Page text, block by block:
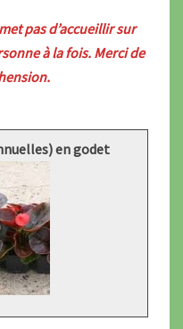
pas d’accueillir sur
à la fois. Merci de
en godet